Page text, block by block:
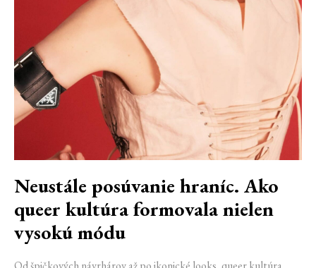
Neustále posúvanie hraníc. Ako
queer kultúra formovala nielen
vysokú módu